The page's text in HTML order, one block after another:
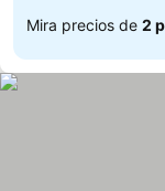
Mira precios de 2